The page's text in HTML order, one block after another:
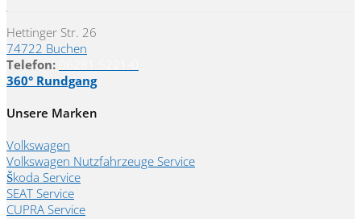
Hettinger Str. 26
74722 Buchen
Telefon:
360° Rundgang
Unsere Marken
Volkswagen
Volkswagen Nutzfahrzeuge Service
Škoda Service
SEAT Service
CUPRA Service